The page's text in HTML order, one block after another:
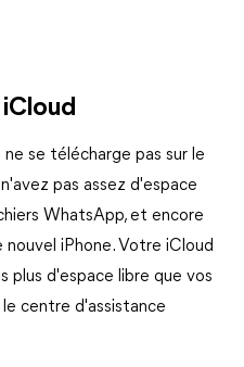
se télécharge pas sur le
pas assez d'espace
WhatsApp, et encore
iPhone. Votre iCloud
plus d'espace libre que vos
centre d'assistance